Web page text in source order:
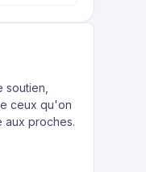
ceux qu'on
aux proches.